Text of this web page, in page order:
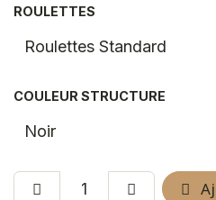
ROULETTES
COULEUR STRUCTURE